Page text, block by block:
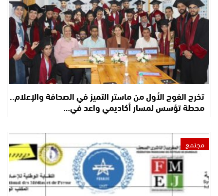
تخرج الفوج الأول من ماستر التميز في الصحافة والإعلام..
محطة تؤسس لمسار أكاديمي واعد في…
مجتمع